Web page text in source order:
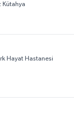
Kütahya
Hayat Hastanesi